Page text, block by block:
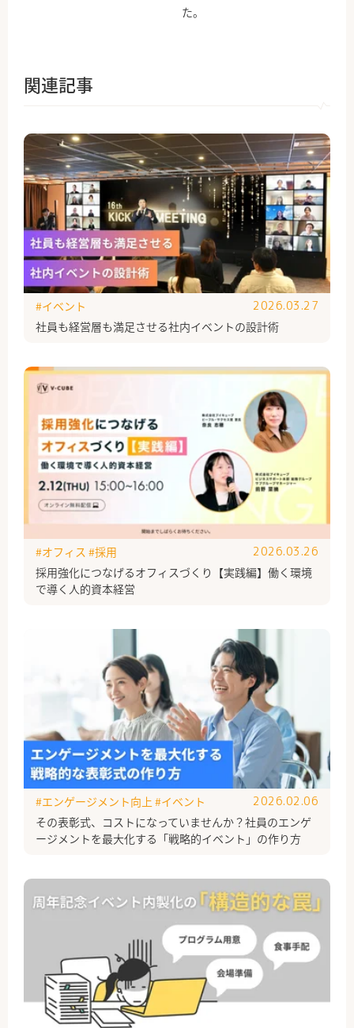
た。
関連記事
社員も経営層も満足させる社内イベントの設計術
#イベント 2026.03.27
採用強化につなげるオフィスづくり【実践編】働く環境
で導く人的資本経営
#オフィス #採用 2026.03.26
その表彰式、コストになっていませんか？社員のエンゲ
ージメントを最大化する「戦略的イベント」の作り方
#エンゲージメント向上 #イベント 2026.02.06